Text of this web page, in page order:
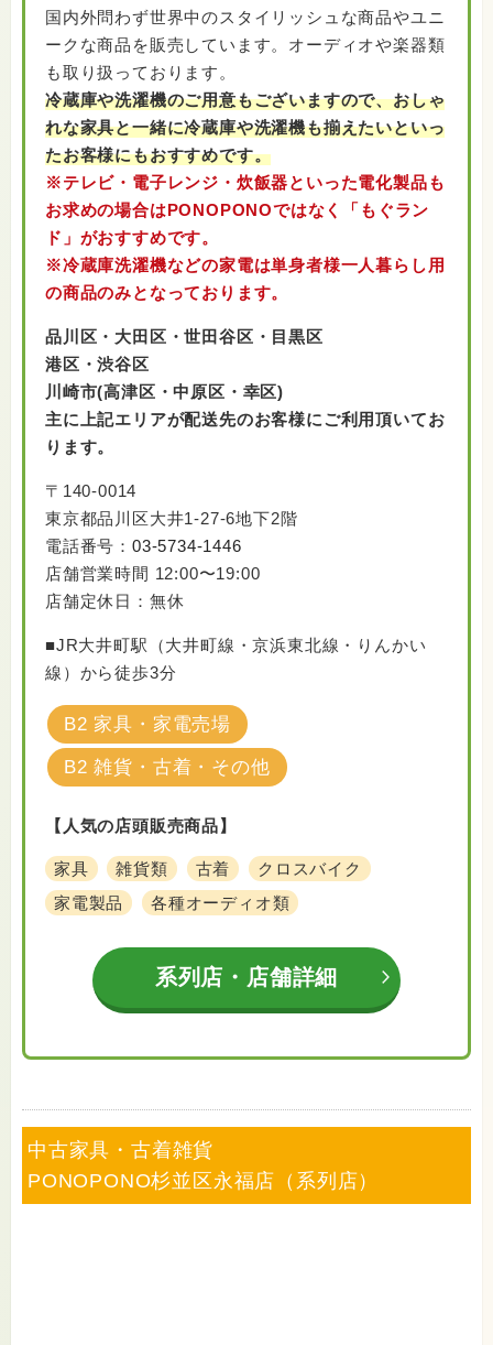
国内外問わず世界中のスタイリッシュな商品やユニ
ークな商品を販売しています。オーディオや楽器類
も取り扱っております。
冷蔵庫や洗濯機のご用意もございますので、おしゃ
れな家具と一緒に冷蔵庫や洗濯機も揃えたいといっ
たお客様にもおすすめです。
※テレビ・電子レンジ・炊飯器といった電化製品も
お求めの場合はPONOPONOではなく「もぐラン
ド」がおすすめです。
※冷蔵庫洗濯機などの家電は単身者様一人暮らし用
の商品のみとなっております。
品川区・大田区・世田谷区・目黒区
港区・渋谷区
川崎市(高津区・中原区・幸区)
主に上記エリアが配送先のお客様にご利用頂いてお
ります。
〒140-0014
東京都品川区大井1-27-6地下2階
電話番号： 03-5734-1446
店舗営業時間 12:00〜19:00
店舗定休日：無休
■JR大井町駅（大井町線・京浜東北線・りんかい
線）から徒歩3分
B2 家具・家電売場
B2 雑貨・古着・その他
【人気の店頭販売商品】
家具 雑貨類 古着
クロスバイク
家電製品
各種オーディオ類
系列店・店舗詳細
中古家具・古着雑貨
PONOPONO杉並区永福店（系列店）